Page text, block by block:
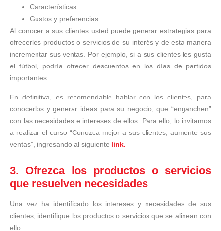
Características
Gustos y preferencias
Al conocer a sus clientes usted puede generar estrategias para
ofrecerles productos o servicios de su interés y de esta manera
incrementar sus ventas. Por ejemplo, si a sus clientes les gusta
el fútbol, podría ofrecer descuentos en los días de partidos
importantes.
En definitiva, es recomendable hablar con los clientes, para
conocerlos y generar ideas para su negocio, que “enganchen”
con las necesidades e intereses de ellos. Para ello, lo invitamos
a realizar el curso “Conozca mejor a sus clientes, aumente sus
ventas”, ingresando al siguiente link.
3. Ofrezca los productos o servicios
que resuelven necesidades
Una vez ha identificado los intereses y necesidades de sus
clientes, identifique los productos o servicios que se alinean con
ello.